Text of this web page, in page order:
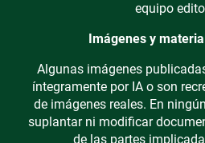
equipo
Imágenes y
Algunas imágenes
íntegramente por IA o son
de imágenes reales. En
suplantar ni modificar
de las partes